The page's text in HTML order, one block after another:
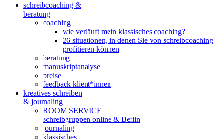
schreibcoaching &
beratung
coaching
wie verläuft mein klassisches coaching?
26 situationen, in denen Sie von schreibcoaching
profitieren können
beratung
manuskriptanalyse
preise
feedback klient*innen
kreatives schreiben
& journaling
ROOM SERVICE
schreibgruppen online & Berlin
journaling
klassisches